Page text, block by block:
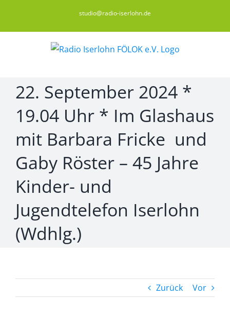
springen
studio@radio-iserlohn.de
22. September 2024 *
19.04 Uhr * Im Glashaus
mit Barbara Fricke und
Gaby Röster – 45 Jahre
Kinder- und
Jugendtelefon Iserlohn
(Wdhlg.)
Zurück Vor